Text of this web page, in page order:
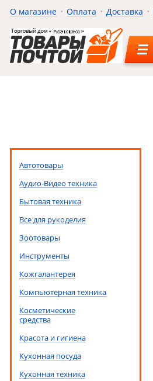
О магазине Оплата Доставка
Автотовары
Аудио-Видео техника
Бытовая техника
Все для рукоделия
Зоотовары
Инструменты
Кожгалантерея
Компьютерная техника
Косметические
средства
Красота и гигиена
Кухонная посуда
Кухонная техника